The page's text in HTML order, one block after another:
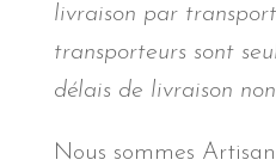
livraison par
transporteurs sont
délais de livraison
Nous sommes